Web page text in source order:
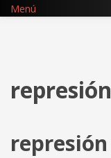
Pasar
Menú
represión
represión